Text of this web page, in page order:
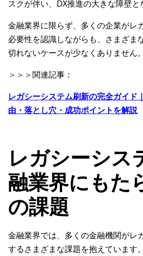
スクが伴い、DX推進の大きな障壁と
金融業界に限らず、多くの企業がレ
必要性を認識しながらも、さまざま
切れないケースが少なくありません。
＞＞＞関連記事：
レガシーシステム刷新の完全ガイド
由・落とし穴・成功ポイントを解説
レガシーシス
融業界にもた
の課題
金融業界では、多くの金融機関がレ
するさまざまな課題を抱えています